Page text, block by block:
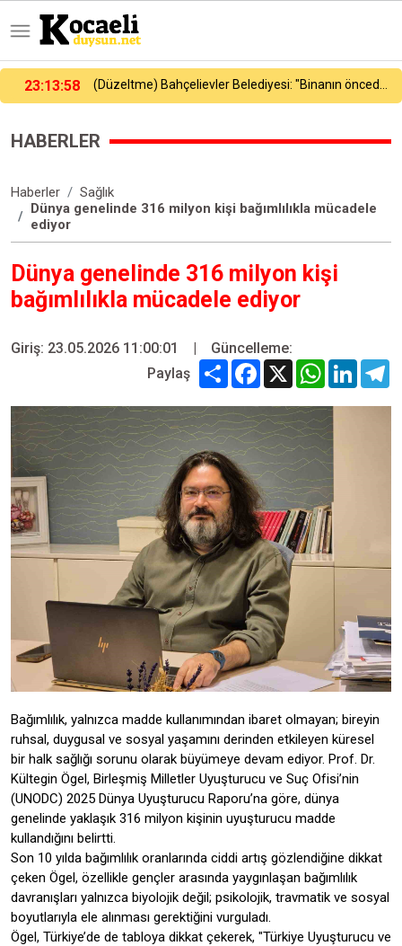
23:16:23 Galatasaray, yeni sezon hazırlıklarını sürdürdü
HABERLER
Haberler
Sağlık
Dünya genelinde 316 milyon kişi bağımlılıkla mücadele
ediyor
Dünya genelinde 316 milyon kişi
bağımlılıkla mücadele ediyor
Giriş: 23.05.2026 11:00:01 |
Güncelleme:
Paylaş
Share Facebook
X WhatsApp
Bağımlılık, yalnızca madde kullanımından ibaret olmayan; bireyin
ruhsal, duygusal ve sosyal yaşamını derinden etkileyen küresel
bir halk sağlığı sorunu olarak büyümeye devam ediyor. Prof. Dr.
Kültegin Ögel, Birleşmiş Milletler Uyuşturucu ve Suç Ofisi’nin
(UNODC) 2025 Dünya Uyuşturucu Raporu’na göre, dünya
genelinde yaklaşık 316 milyon kişinin uyuşturucu madde
kullandığını belirtti.
Son 10 yılda bağımlılık oranlarında ciddi artış gözlendiğine dikkat
çeken Ögel, özellikle gençler arasında yaygınlaşan bağımlılık
davranışları yalnızca biyolojik değil; psikolojik, travmatik ve sosyal
boyutlarıyla ele alınması gerektiğini vurguladı.
Ögel, Türkiye’de de tabloya dikkat çekerek, "Türkiye Uyuşturucu ve